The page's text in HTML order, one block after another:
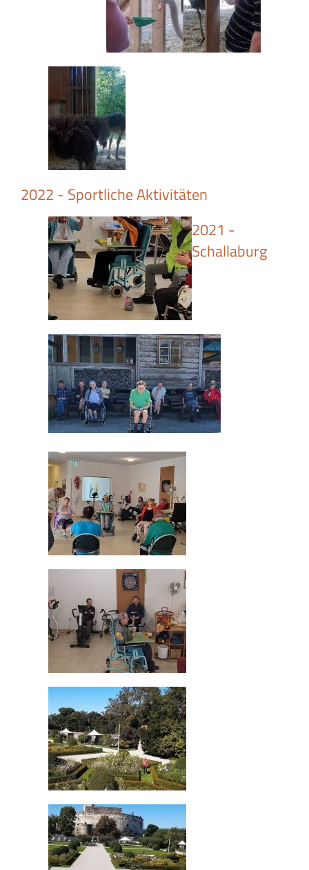
2022 - Sportliche Aktivitäten
2021 -
Schallaburg